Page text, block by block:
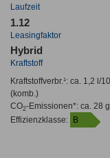
Laufzeit
1.12
Leasingfaktor
Hybrid
Kraftstoff
Kraftstoffverbr.¹: ca. 1,2 l/
(komb.)
CO2-Emissionen*: ca. 28
Effizienzklasse:
B